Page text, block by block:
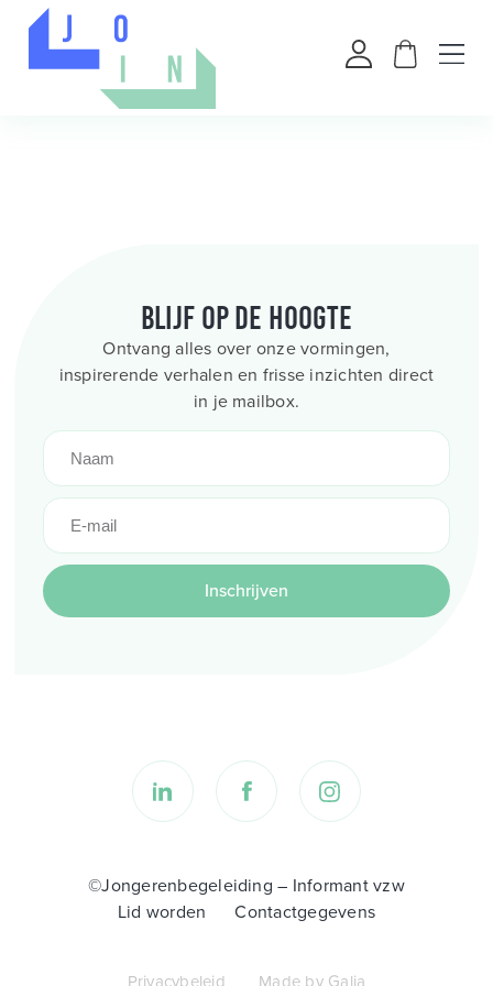
Blijf op de hoogte
Ontvang alles over onze vormingen,
inspirerende verhalen en frisse inzichten direct
in je mailbox.
Inschrijven
©Jongerenbegeleiding – Informant vzw
Lid worden
Contactgegevens